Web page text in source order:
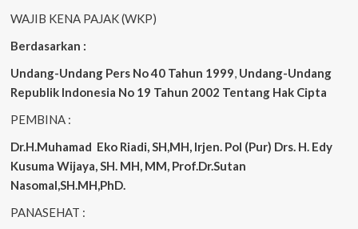
WAJIB KENA PAJAK (WKP)
Berdasarkan :
Undang-Undang Pers No 40 Tahun 1999, Undang-Undang
Republik Indonesia No 19 Tahun 2002 Tentang Hak Cipta
PEMBINA :
Dr.H.Muhamad Eko Riadi, SH,MH, Irjen. Pol (Pur) Drs. H. Edy
Kusuma Wijaya, SH. MH, MM, Prof.Dr.Sutan
Nasomal,SH.MH,PhD.
PANASEHAT :